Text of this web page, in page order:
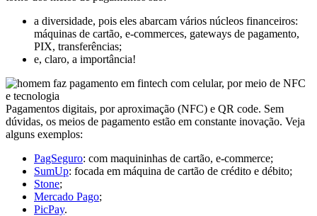
a diversidade, pois eles abarcam vários núcleos financeiros:
máquinas de cartão, e-commerces, gateways de pagamento,
PIX, transferências;
e, claro, a importância!
Pagamentos digitais, por aproximação (NFC) e QR code. Sem
dúvidas, os meios de pagamento estão em constante inovação. Veja
alguns exemplos:
PagSeguro: com maquininhas de cartão, e-commerce;
SumUp: focada em máquina de cartão de crédito e débito;
Stone;
Mercado Pago;
PicPay.